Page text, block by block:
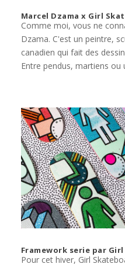
Marcel Dzama x Girl
Comme moi, vous ne
Dzama. C'est un peintre,
canadien qui fait des
Entre pendus, martiens ou
Framework serie par
Pour cet hiver, Girl